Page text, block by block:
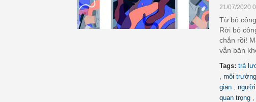
21/07/2020
Từ bỏ
Rời bỏ
chắn rồi!
vẫn băn
Tags: trả
môi
gian
quan trọng